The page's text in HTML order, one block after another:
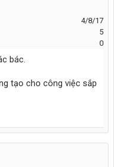
4/8/17
5
0
bác.
tạo cho công việc sắp